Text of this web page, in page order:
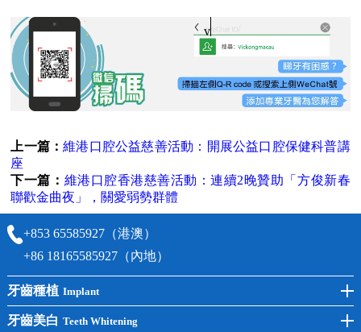
vickongmacau
上一篇：維港口腔公益慈善活動：開展公益口腔保健科普講
座
下一篇： 維港口腔香港慈善活動：連續2晚贊助「方俊新春
聯歡金曲夜」，關愛弱勢群體
+853 65585927（港澳）
+86 18165585927（內地）
牙齒種植 Implant
前牙種植
牙齒美白 Teeth Whitening